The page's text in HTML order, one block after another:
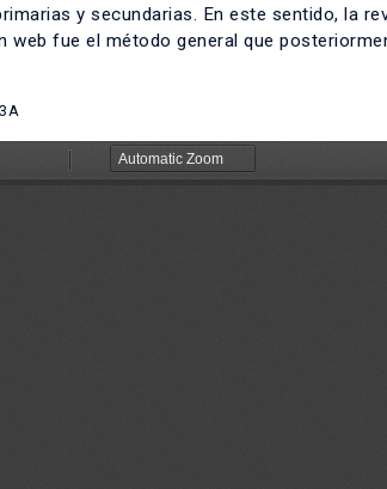
y secundarias. En este sentido, la
web fue el método general que